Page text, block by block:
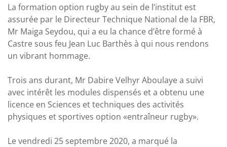
La formation option rugby au sein de l’institut est
assurée par le Directeur Technique National de la FBR,
Mr Maiga Seydou, qui a eu la chance d’être formé à
Castre sous feu Jean Luc Barthès à qui nous rendons
un vibrant hommage.
Trois ans durant, Mr Dabire Velhyr Aboulaye a suivi
avec intérêt les modules dispensés et a obtenu une
licence en Sciences et techniques des activités
physiques et sportives option «entraîneur rugby».
Le vendredi 25 septembre 2020, a marqué la